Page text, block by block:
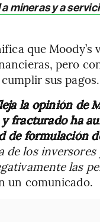
mineras y a
que
pero
sus pagos.
la opinión
fracturado ha
de formulación
los
las
un comunicado.